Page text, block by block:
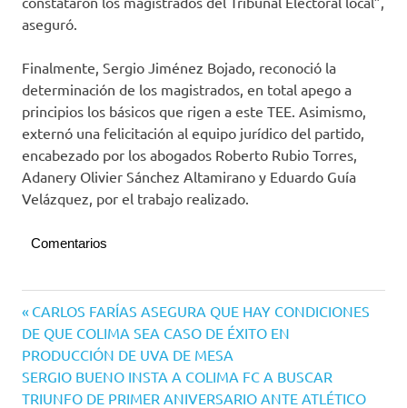
aseguró.
Finalmente, Sergio Jiménez Bojado, reconoció la
determinación de los magistrados, en total apego a
principios los básicos que rigen a este TEE. Asimismo,
externó una felicitación al equipo jurídico del partido,
encabezado por los abogados Roberto Rubio Torres,
Adanery Olivier Sánchez Altamirano y Eduardo Guía
Velázquez, por el trabajo realizado.
Comentarios
2021
Morena
Navegación
de
entradas
Entrada
anterior:
CARLOS FARÍAS ASEGURA QUE HAY CONDICIONES
DE QUE COLIMA SEA CASO DE ÉXITO EN
PRODUCCIÓN DE UVA DE MESA
Siguiente
entrada:
SERGIO BUENO INSTA A COLIMA FC A BUSCAR
TRIUNFO DE PRIMER ANIVERSARIO ANTE ATLÉTICO